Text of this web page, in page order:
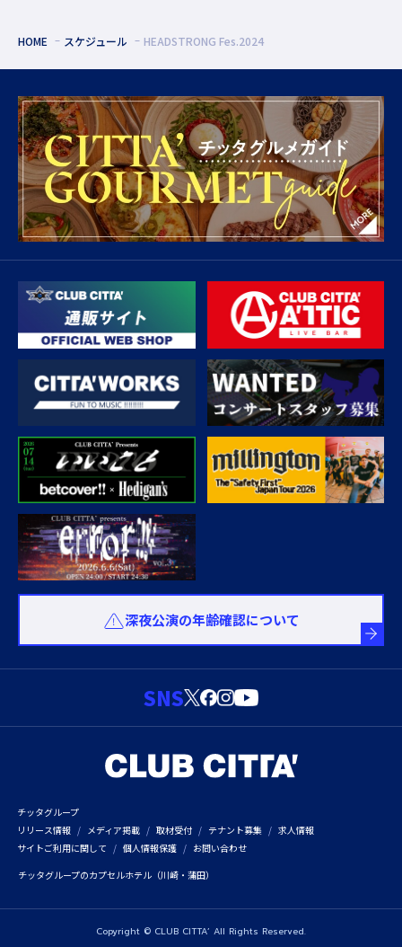
HOME スケジュール HEADSTRONG Fes.2024
深夜公演の年齢確認について
SNS
チッタグループ
リリース情報
メディア掲載 取材受付 テナント募集
求人情報
サイトご利用に関して
個人情報保護
お問い合わせ
チッタグループのカプセルホテル（川崎・蒲田）
Copyright © CLUB CITTA’ All Rights Reserved.